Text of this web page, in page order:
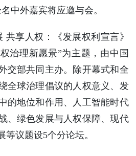
中外嘉宾将应邀与会。
共享人权：《发展权利宣言》
治理新愿景”为主题，由中国
交部共同主办。除开幕式和全
全球治理倡议的人权意义、发
的地位和作用、人工智能时代
、绿色发展与人权保障、现代
议题设5个分论坛。